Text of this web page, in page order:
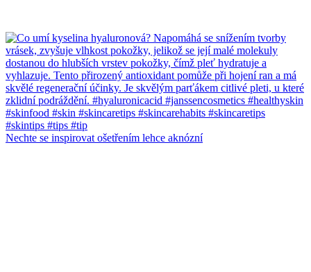
Nechte se inspirovat ošetřením lehce aknózní